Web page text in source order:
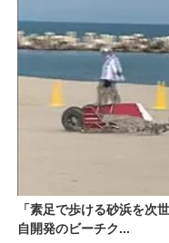
「素足で歩ける砂浜を次
自開発のビーチク...